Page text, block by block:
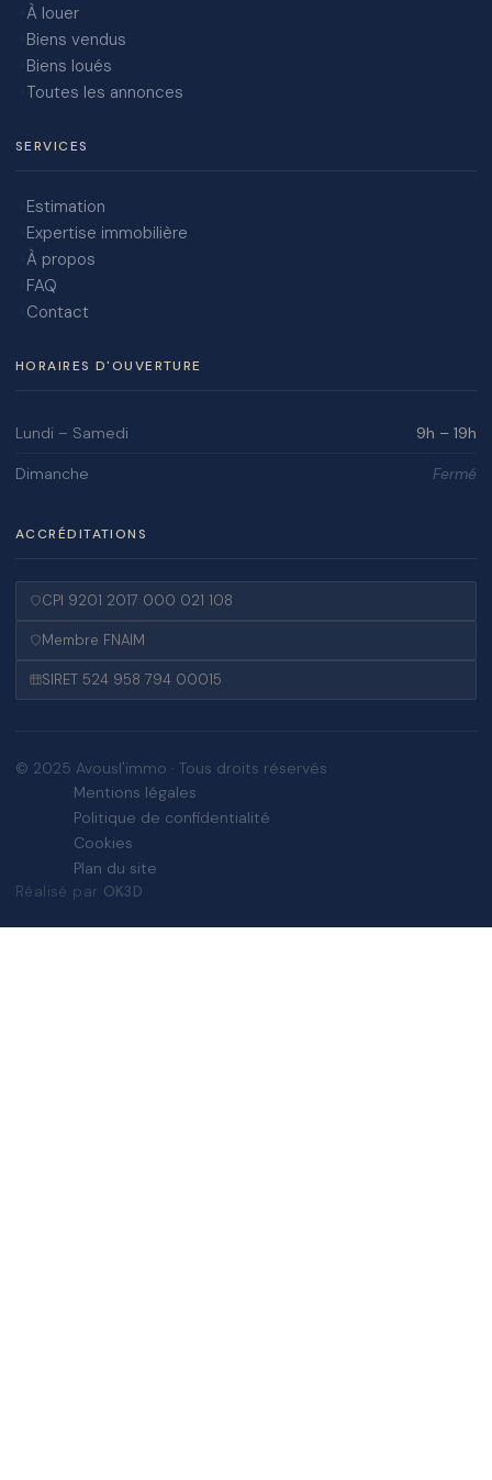
À louer
Biens vendus
Biens loués
Toutes les annonces
SERVICES
Estimation
Expertise immobilière
À propos
FAQ
Contact
HORAIRES D'OUVERTURE
Lundi – Samedi 9h – 19h
Dimanche Fermé
ACCRÉDITATIONS
CPI 9201 2017 000 021 108
Membre FNAIM
SIRET 524 958 794 00015
© 2025 Avousl'immo · Tous droits réservés
Mentions légales
Politique de confidentialité
Cookies
Plan du site
Réalisé par OK3D